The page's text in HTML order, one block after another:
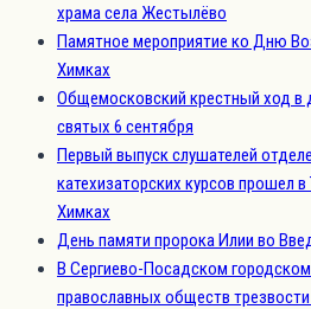
храма села Жестылёво
Памятное мероприятие ко Дню
Химках
Общемосковский крестный ход в
святых 6 сентября
Первый выпуск слушателей
катехизаторских курсов прошел
Химках
День памяти пророка Илии во
В Сергиево-Посадском
православных обществ